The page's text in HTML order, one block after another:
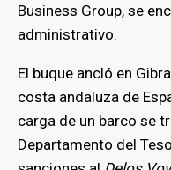
Business Group, se
administrativo.
El buque ancló en
costa andaluza de
carga de un barco se
Departamento del